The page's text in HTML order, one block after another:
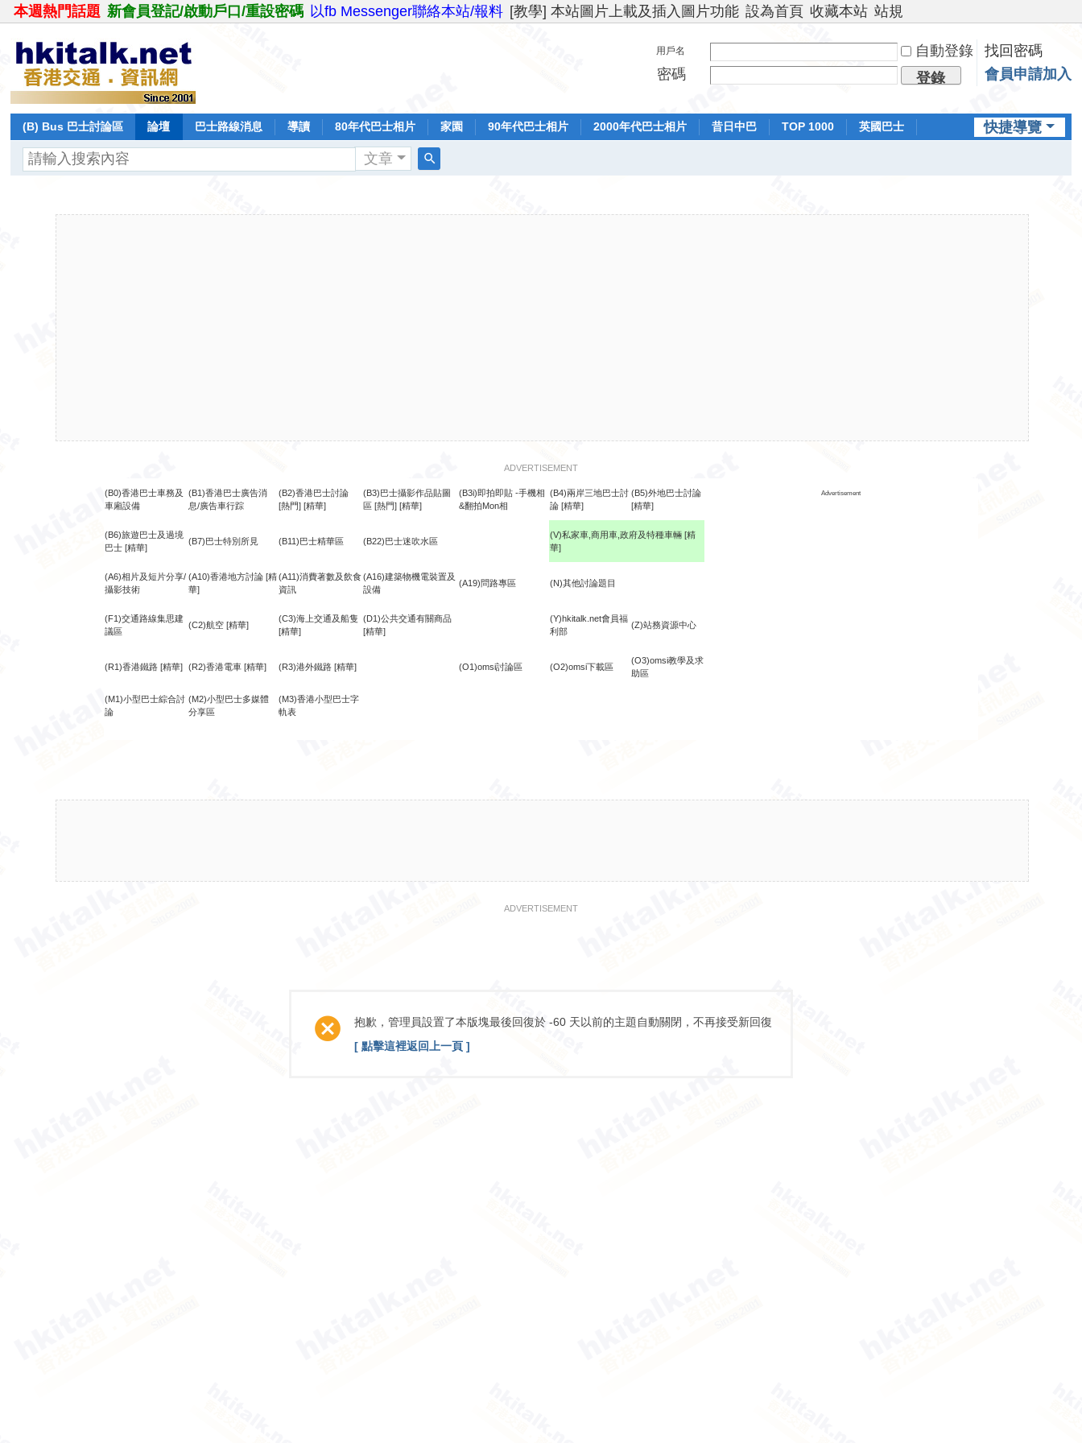
本週熱門話題 新會員登記/啟動戶口/重設密碼 以fb Messenger聯絡本站/報料 [教學] 本站圖片上載及插入圖片功能 設為首頁 收藏本站 站規
用戶名 自動登錄
找回密碼
密碼
登錄 會員申請加入
快捷導覽
(B) Bus 巴士討論區 論壇 巴士路線消息 導讀 80年代巴士相片 家園 90年代巴士相片 2000年代巴士相片 昔日中巴 TOP 1000
英國巴士
文章
ADVERTISEMENT
(B0)香港巴士車務及
車廂設備
(B1)香港巴士廣告消
息/廣告車行踪
(B2)香港巴士討論
[熱門] [精華]
(B3)巴士攝影作品貼圖
區 [熱門] [精華]
(B3i)即拍即貼 -手機相
&翻拍Mon相
(B4)兩岸三地巴士討
論 [精華]
(B5)外地巴士討論
[精華]
Advertisement
(B6)旅遊巴士及過境
巴士 [精華]
(B7)巴士特別所見 (B11)巴士精華區 (B22)巴士迷吹水區
(V)私家車,商用車,政府及特種車輛 [精
華]
(A6)相片及短片分享/
攝影技術
(A10)香港地方討論 [精
華]
(A11)消費著數及飲食
資訊
(A16)建築物機電裝置及
設備
(A19)問路專區 (N)其他討論題目
(F1)交通路線集思建
議區
(C2)航空 [精華]
(C3)海上交通及船隻
[精華]
(D1)公共交通有關商品
[精華]
(Y)hkitalk.net會員福
利部
(Z)站務資源中心
(R1)香港鐵路 [精華] (R2)香港電車 [精華] (R3)港外鐵路 [精華] (O1)omsi討論區 (O2)omsi下載區
(O3)omsi教學及求
助區
(M1)小型巴士綜合討
論
(M2)小型巴士多媒體
分享區
(M3)香港小型巴士字
軌表
ADVERTISEMENT
抱歉，管理員設置了本版塊最後回復於 -60 天以前的主題自動關閉，不再接受新回復
[ 點擊這裡返回上一頁 ]